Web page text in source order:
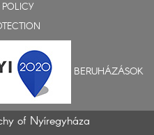
BERUHÁZÁSOK
of Nyíregyháza